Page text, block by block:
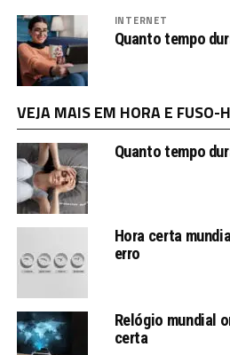
INTERNET
Quanto tempo
VEJA MAIS EM HORA E FUSO-
Quanto tempo
Hora certa
erro
Relógio mundial
certa